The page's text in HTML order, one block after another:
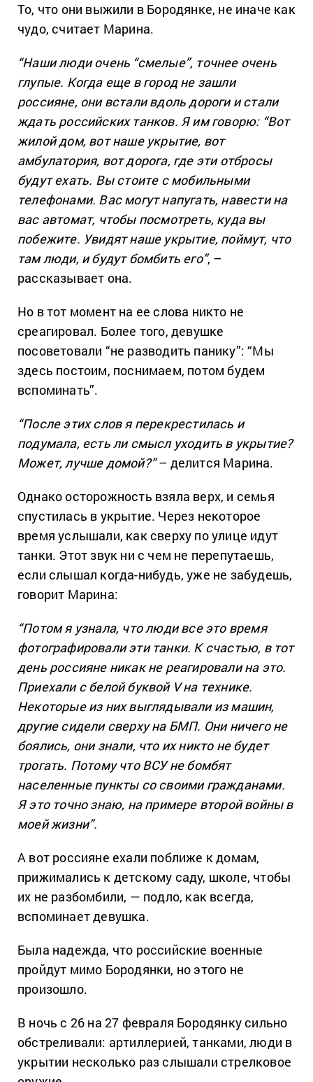
То, что они выжили в Бородянке, не иначе как
чудо, считает Марина.
“Наши люди очень “смелые”, точнее очень
глупые. Когда еще в город не зашли
россияне, они встали вдоль дороги и стали
ждать российских танков. Я им говорю: “Вот
жилой дом, вот наше укрытие, вот
амбулатория, вот дорога, где эти отбросы
будут ехать. Вы стоите с мобильными
телефонами. Вас могут напугать, навести на
вас автомат, чтобы посмотреть, куда вы
побежите. Увидят наше укрытие, поймут, что
там люди, и будут бомбить его”, –
рассказывает она.
Но в тот момент на ее слова никто не
среагировал. Более того, девушке
посоветовали “не разводить панику”: “Мы
здесь постоим, поснимаем, потом будем
вспоминать”.
“После этих слов я перекрестилась и
подумала, есть ли смысл уходить в укрытие?
Может, лучше домой?”– делится Марина.
Однако осторожность взяла верх, и семья
спустилась в укрытие. Через некоторое
время услышали, как сверху по улице идут
танки. Этот звук ни с чем не перепутаешь,
если слышал когда-нибудь, уже не забудешь,
говорит Марина:
“Потом я узнала, что люди все это время
фотографировали эти танки. К счастью, в тот
день россияне никак не реагировали на это.
Приехали с белой буквой V на технике.
Некоторые из них выглядывали из машин,
другие сидели сверху на БМП. Они ничего не
боялись, они знали, что их никто не будет
трогать. Потому что ВСУ не бомбят
населенные пункты со своими гражданами.
Я это точно знаю, на примере второй войны в
моей жизни”.
А вот россияне ехали поближе к домам,
прижимались к детскому саду, школе, чтобы
их не разбомбили, — подло, как всегда,
вспоминает девушка.
Была надежда, что российские военные
пройдут мимо Бородянки, но этого не
произошло.
В ночь с 26 на 27 февраля Бородянку сильно
обстреливали: артиллерией, танками, люди в
укрытии несколько раз слышали стрелковое